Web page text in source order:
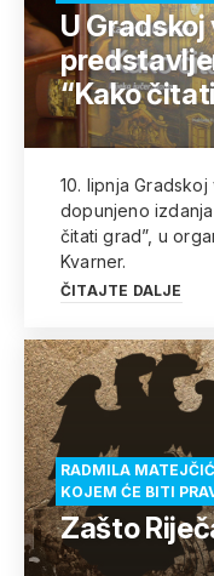
U
“Kako
10. lipnja
dopunjeno
čitati grad”, u
Kvarner.
ČITAJTE DALJE
RADMILA
KOJEM ĆE BITI
Zašto